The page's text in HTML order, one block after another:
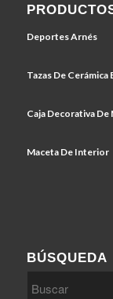
Deportes Arnés
Tazas De
Caja Decorativa De
Maceta De Interior
BÚSQUEDA